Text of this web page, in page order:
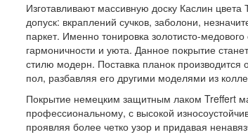
Изготавливают массивную доску Каслин
допуск: вкраплений сучков, заболони,
паркет. Именно тонировка золотисто-
гармоничности и уюта. Данное покрытие
стилю модерн. Поставка планок производится
пол, разбавляя его другими моделями из
Покрытие немецким защитным лаком Treffert
профессиональному, с высокой
проявляя более четко узор и придавая